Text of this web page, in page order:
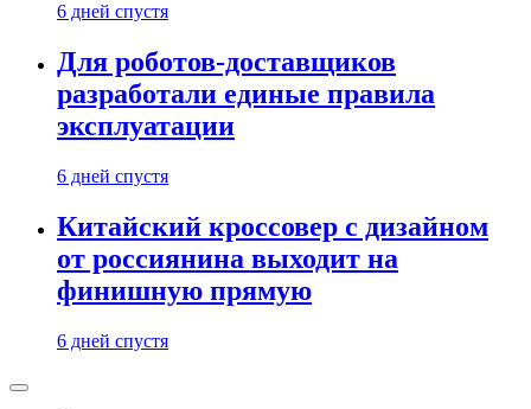
6 дней спустя
Для роботов-доставщиков
разработали единые правила
эксплуатации
6 дней спустя
Китайский кроссовер с дизайном
от россиянина выходит на
финишную прямую
6 дней спустя